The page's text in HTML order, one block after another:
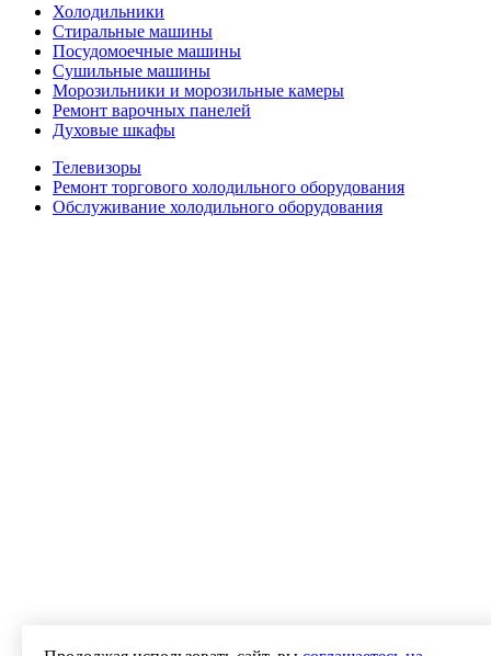
Холодильники
Стиральные машины
Посудомоечные машины
Сушильные машины
Морозильники и морозильные камеры
Ремонт варочных панелей
Духовые шкафы
Телевизоры
Ремонт торгового холодильного оборудования
Обслуживание холодильного оборудования